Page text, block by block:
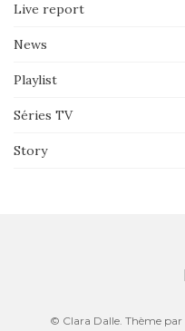
Live report
News
Playlist
Séries TV
Story
© Clara Dalle. Thème par